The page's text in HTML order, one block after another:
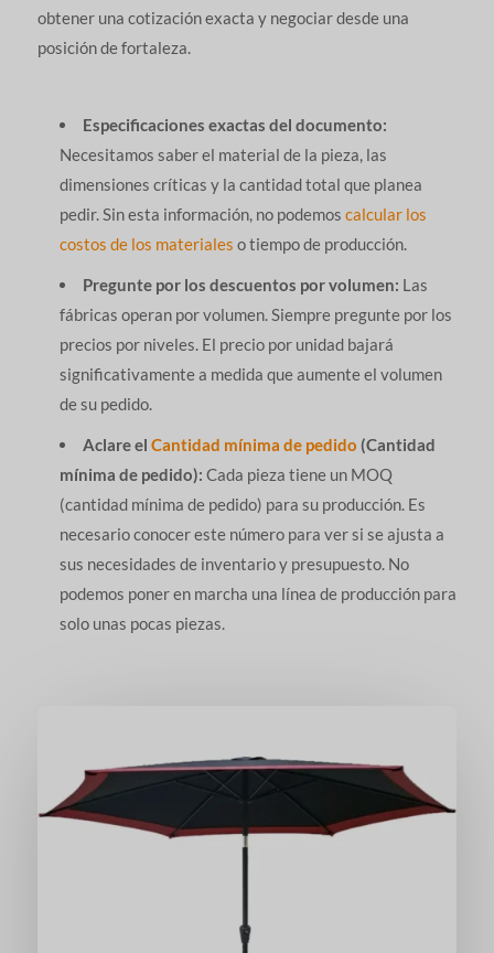
obtener una cotización exacta y negociar desde una
posición de fortaleza.
Especificaciones exactas del documento:
Necesitamos saber el material de la pieza, las
dimensiones críticas y la cantidad total que planea
pedir. Sin esta información, no podemos calcular los
costos de los materiales o tiempo de producción.
Pregunte por los descuentos por volumen: Las
fábricas operan por volumen. Siempre pregunte por los
precios por niveles. El precio por unidad bajará
significativamente a medida que aumente el volumen
de su pedido.
Aclare el Cantidad mínima de pedido (Cantidad
mínima de pedido): Cada pieza tiene un MOQ
(cantidad mínima de pedido) para su producción. Es
necesario conocer este número para ver si se ajusta a
sus necesidades de inventario y presupuesto. No
podemos poner en marcha una línea de producción para
solo unas pocas piezas.